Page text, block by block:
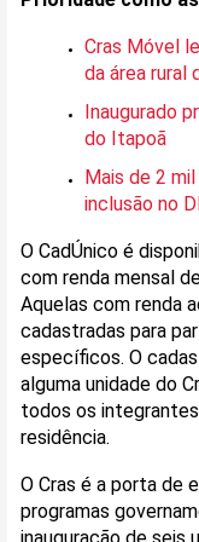
Cras Móvel
da área rural
Inaugurado
do Itapoã
Mais de 2
inclusão no
O CadÚnico é
com renda mensal
Aquelas com renda
cadastradas para
específicos. O
alguma unidade do
todos os
residência.
O Cras é a porta de
programas